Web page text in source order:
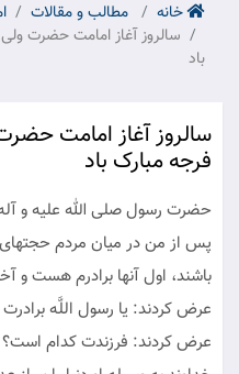
خانه مطالب و مقالات
سالروز آغاز امامت حضرت
باد
سالروز آغاز امامت
فرجه مبارک باد
حضرت رسول صلی الله علیه و
پس از من در میان مردم حجت‏هاى
باشند، اول آنها برادرم هست و
عرض كردند: یا رسول اللَّه
عرض كردند: فرزندت كدام